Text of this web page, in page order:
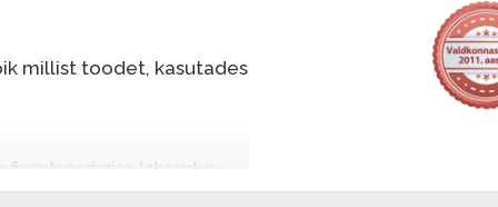
millist toodet, kasutades
lahendus,
eest hiljem tasuda.